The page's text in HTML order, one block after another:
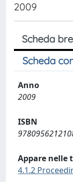
2009
Scheda
Scheda
Anno
2009
ISBN
Appare nelle
4.1.2